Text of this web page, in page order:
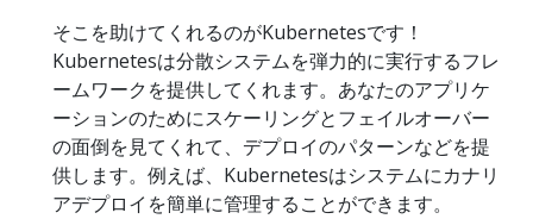
そこを助けてくれるのがKubernetesです！
Kubernetesは分散システムを弾力的に実行するフレ
ームワークを提供してくれます。あなたのアプリケ
ーションのためにスケーリングとフェイルオーバー
の面倒を見てくれて、デプロイのパターンなどを提
供します。例えば、Kubernetesはシステムにカナリ
アデプロイを簡単に管理することができます。